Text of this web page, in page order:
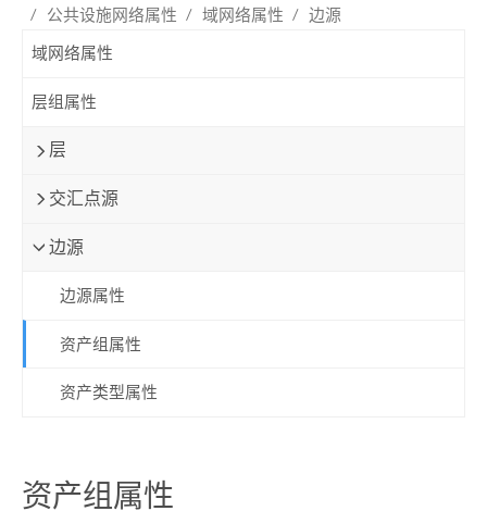
SDK
公共设施网络属性
域网络属性
边源
域网络属性
层组属性
层
交汇点源
边源
边源属性
资产组属性
资产类型属性
资产组属性